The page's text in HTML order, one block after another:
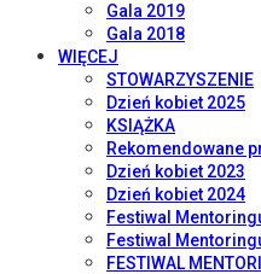
Gala 2019
Gala 2018
WIĘCEJ
STOWARZYSZENIE
Dzień kobiet 2025
KSIĄŻKA
Rekomendowane
Dzień kobiet 2023
Dzień kobiet 2024
Festiwal
Festiwal
FESTIWAL